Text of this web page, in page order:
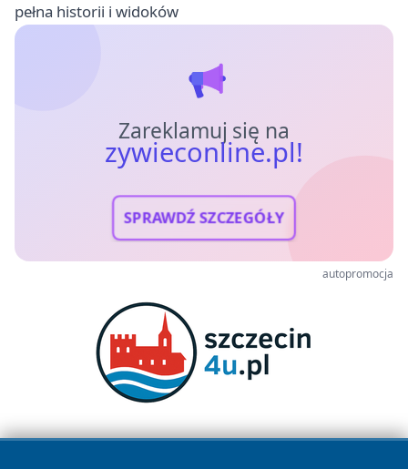
pełna historii i widoków
Zareklamuj się na
zywieconline.pl!
SPRAWDŹ SZCZEGÓŁY
autopromocja